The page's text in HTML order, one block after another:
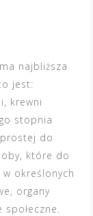
najbliższa
jest:
krewni
stopnia
do
które do
określonych
organy